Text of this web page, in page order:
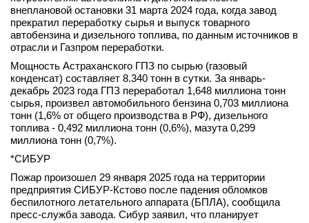
внеплановой остановки 31 марта 2024 года, когда завод
прекратил переработку сырья и выпуск товарного
автобензина и дизельного топлива, по данным источников в
отрасли и Газпром переработки.
Мощность Астраханского ГПЗ по сырью (газовый
конденсат) составляет 8.340 тонн в сутки. За январь-
декабрь 2023 года ГПЗ переработал 1,648 миллиона тонн
сырья, произвел автомобильного бензина 0,703 миллиона
тонн (1,6% от общего производства в РФ), дизельного
топлива - 0,492 миллиона тонн (0,6%), мазута 0,299
миллиона тонн (0,7%).
*СИБУР
Пожар произошел 29 января 2025 года на территории
предприятия СИБУР-Кстово после падения обломков
беспилотного летательного аппарата (БПЛА), сообщила
пресс-служба завода. Сибур заявил, что планирует